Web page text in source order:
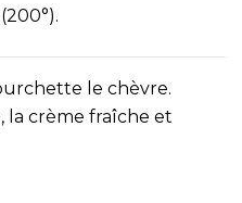
le chèvre.
la crème fraîche et